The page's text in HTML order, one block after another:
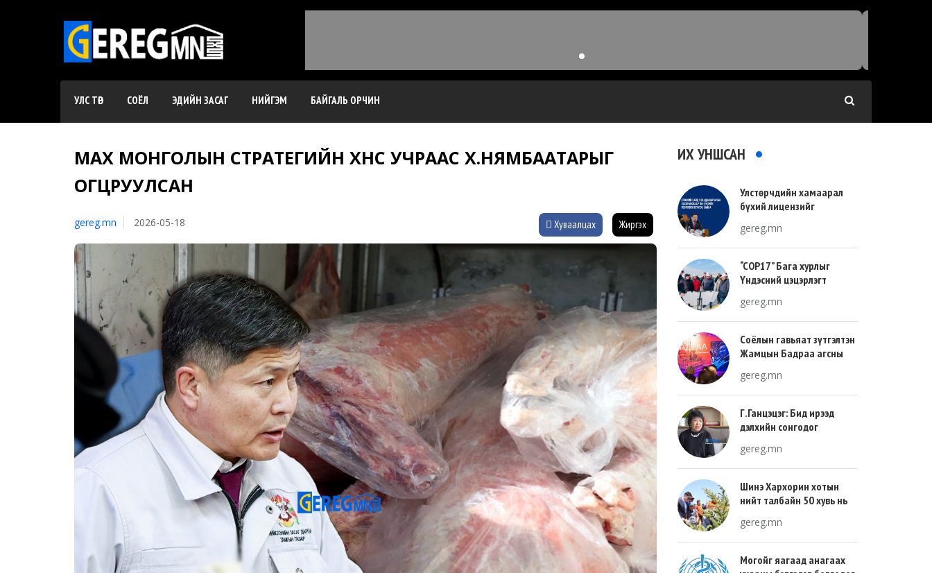
УЛС ТӨР СОЁЛ ЭДИЙН ЗАСАГ НИЙГЭМ БАЙГАЛЬ ОРЧИН
МАХ МОНГОЛЫН СТРАТЕГИЙН ХҮНС УЧРААС Х.НЯМБААТАРЫГ
ОГЦРУУЛСАН
gereg.mn 2026-05-18 Хуваалцах Жиргэх
ИХ УНШСАН
Улстөрчдийн хамаарал
бүхий лицензийг
gereg.mn
“COP17” Бага хурлыг
Үндэсний цэцэрлэгт
зохион байгуулна
gereg.mn
Соёлын гавьяат зүтгэлтэн
Жамцын Бадраа агсны
тохиож байна
gereg.mn
Г.Ганцэцэг: Бид ирээд
дэлхийн сонгодог
хөгжлийн тухай л ярьсан
gereg.mn
Шинэ Хархорин хотын
нийт талбайн 50 хувь нь
хувь нь барилгажих
талбай, 20 хувь нь авто
зам байна
gereg.mn
Могойг яагаад анагаах